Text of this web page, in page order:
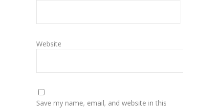
Website
Save my name, email, and website in this